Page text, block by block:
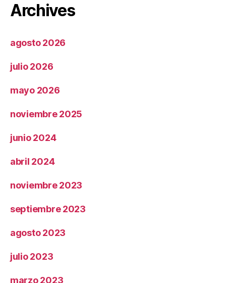
Archives
agosto 2026
julio 2026
mayo 2026
noviembre 2025
junio 2024
abril 2024
noviembre 2023
septiembre 2023
agosto 2023
julio 2023
marzo 2023